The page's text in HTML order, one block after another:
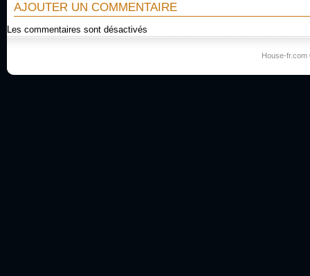
AJOUTER UN COMMENTAIRE
Les commentaires sont désactivés
House-